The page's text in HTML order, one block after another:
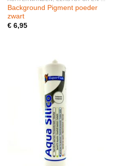
Background Pigment poeder
zwart
€6,95